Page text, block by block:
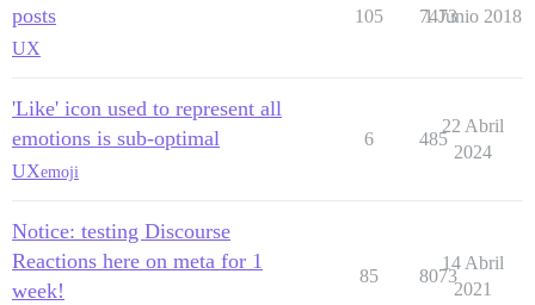
posts
UX
105 7473
1 Junio 2018
'Like' icon used to represent all
emotions is sub-optimal
UXemoji
6 485
22 Abril
2024
Notice: testing Discourse
Reactions here on meta for 1
week!
85 8073
14 Abril
2021